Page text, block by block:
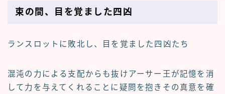
束の間、目を覚ました四凶
ランスロットに敗北し、目を覚ました四凶たち
混沌の力による支配からも抜けアーサー王が記憶を消
して力を与えてくれることに疑問を抱きその真意を確